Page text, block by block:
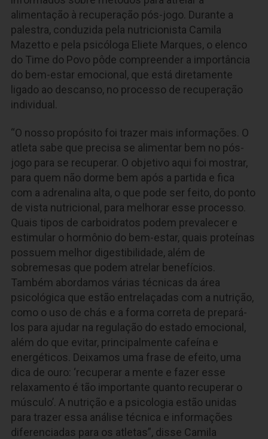
alimentação à recuperação pós-jogo. Durante a
palestra, conduzida pela nutricionista Camila
Mazetto e pela psicóloga Eliete Marques, o elenco
do Time do Povo pôde compreender a importância
do bem-estar emocional, que está diretamente
ligado ao descanso, no processo de recuperação
individual.
“O nosso propósito foi trazer mais informações. O
atleta sabe que precisa se alimentar bem no pós-
jogo para se recuperar. O objetivo aqui foi mostrar,
para quem não dorme bem após a partida e fica
com a adrenalina alta, o que pode ser feito, do ponto
de vista nutricional, para melhorar esse processo.
Quais tipos de carboidratos podem prevalecer e
estimular o hormônio do bem-estar, quais proteínas
possuem melhor digestibilidade, além de
sobremesas que podem atrelar benefícios.
Também abordamos várias técnicas da área
psicológica que estão entrelaçadas com a nutrição,
como o uso de chás e a forma correta de prepará-
los para ajudar na regulação do estado emocional,
além do que evitar, principalmente cafeína e
energéticos. Deixamos uma frase de efeito, uma
dica de ouro: ‘recuperar a mente e fazer esse
relaxamento é tão importante quanto recuperar o
músculo’. A nutrição e a psicologia estão unidas
para trazer essa análise técnica e informações
diferenciadas para os atletas”, disse Camila